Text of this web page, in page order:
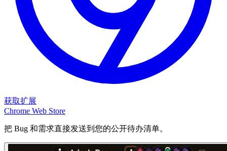
获取扩展
Chrome Web Store
把 Bug 和需求直接发送到您的公开待办清单。